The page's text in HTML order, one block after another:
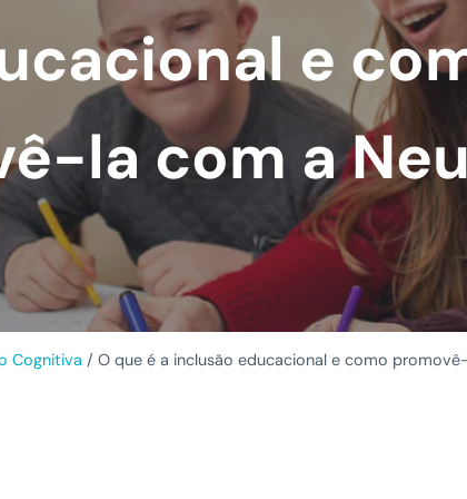
e
la com a
Cognitiva / O que é a inclusão educacional e como